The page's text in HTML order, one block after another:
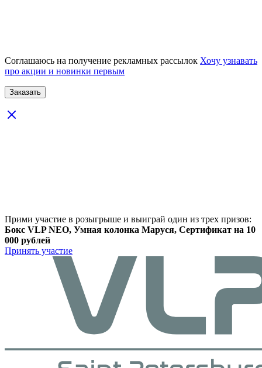
Соглашаюсь на получение рекламных рассылок Хочу узнавать
про акции и новинки первым
Прими участие в розыгрыше и выиграй один из трех призов:
Бокс VLP NEO, Умная колонка Маруся, Сертификат на 10
000 рублей
Принять участие